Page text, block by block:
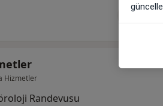
Hizmetler
Randevusu